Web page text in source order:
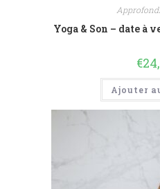
Yoga & Son – date à
€
Ajouter